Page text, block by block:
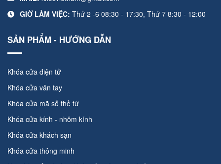
GIỜ LÀM VIỆC: Thứ 2 -6 08:30 - 17:30, Thứ 7 8:30 - 12:00
SẢN PHẨM - HƯỚNG DẪN
Khóa cửa điện tử
Khóa cửa vân tay
Khóa cửa mã số thẻ từ
Khóa cửa kính - nhôm kính
Khóa cửa khách sạn
Khóa cửa thông minh